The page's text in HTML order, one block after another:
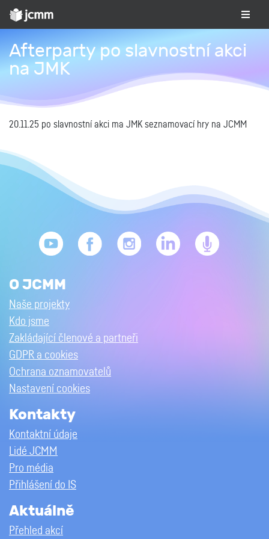
Afterparty po slavnostní akci
na JMK
20.11.25 po slavnostní akci ma JMK seznamovací hry na JCMM
O JCMM
Naše projekty
Kdo jsme
Zakládající členové a partneři
GDPR a cookies
Ochrana oznamovatelů
Nastavení cookies
Kontakty
Kontaktní údaje
Lidé JCMM
Pro média
Přihlášení do IS
Aktuálně
Přehled akcí